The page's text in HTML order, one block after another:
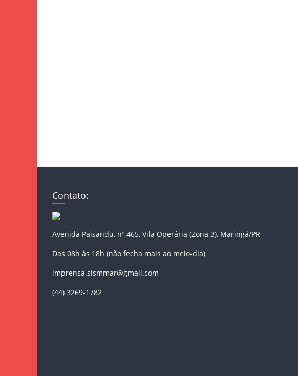
Contato:
Avenida Paisandu, nº 465, Vila Operária (Zona 3), Maringá/PR
Das 08h às 18h (não fecha mais ao meio-dia)
imprensa.sismmar@gmail.com
(44) 3269-1782